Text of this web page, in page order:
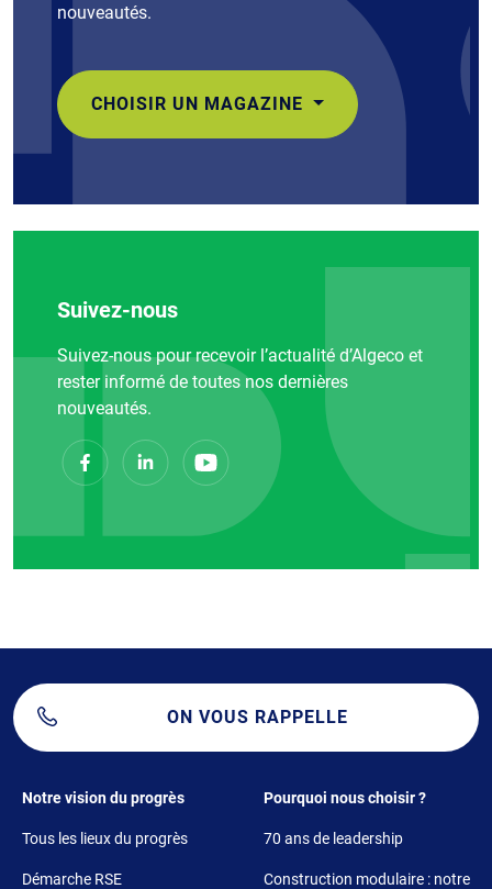
nouveautés.
CHOISIR UN MAGAZINE
Suivez-nous
Suivez-nous pour recevoir l’actualité d’Algeco et
rester informé de toutes nos dernières
nouveautés.
ON VOUS RAPPELLE
Footer 1
Notre vision du progrès
Tous les lieux du progrès
Démarche RSE
Footer 2
Pourquoi nous choisir ?
70 ans de leadership
Construction modulaire : notre